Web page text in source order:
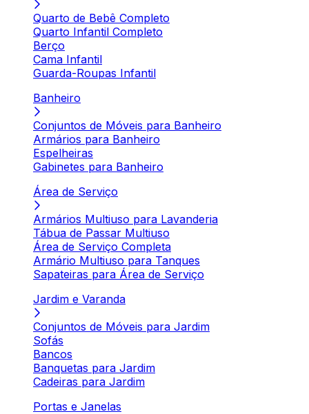
Quarto de Bebê Completo
Quarto Infantil Completo
Berço
Cama Infantil
Guarda-Roupas Infantil
Banheiro
Conjuntos de Móveis para Banheiro
Armários para Banheiro
Espelheiras
Gabinetes para Banheiro
Área de Serviço
Armários Multiuso para Lavanderia
Tábua de Passar Multiuso
Área de Serviço Completa
Armário Multiuso para Tanques
Sapateiras para Área de Serviço
Jardim e Varanda
Conjuntos de Móveis para Jardim
Sofás
Bancos
Banquetas para Jardim
Cadeiras para Jardim
Portas e Janelas